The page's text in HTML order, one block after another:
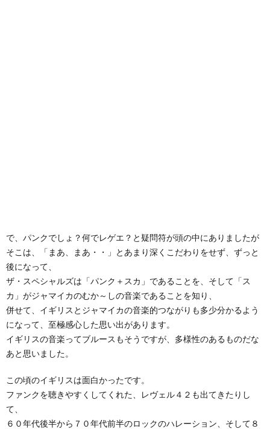
で、パンクでしょ？何でレゲエ？と疑問符が頭の中にありましたが
そこは、「まあ、まあ・・」とあまり深くこだわりをせず、ずっと
後になって、
ザ・スペシャルズは「パンク＋スカ」であることを、そして「ス
カ」がジャマイカのむか～しの音楽であることを知り、
併せて、イギリスとジャマイカの音楽的つながりも多少分かるよう
になって、至極感心した思い出があります。
イギリスの音楽ってブルースもそうですが、多様性のあるものだな
あと思いました。
この頃のイギリスは面白かったです。
ファンクを聴きやすくしてくれた、レヴェル４２も出てきたりし
て、
６０年代後半から７０年代前半のロックのハレーション、そして８